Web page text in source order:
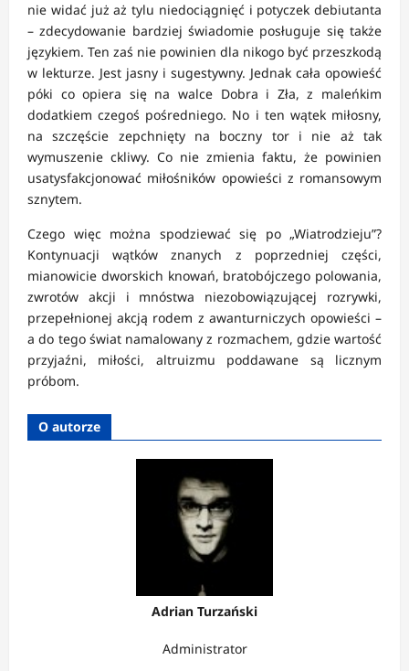
nie widać już aż tylu niedociągnięć i potyczek debiutanta
– zdecydowanie bardziej świadomie posługuje się także
językiem. Ten zaś nie powinien dla nikogo być przeszkodą
w lekturze. Jest jasny i sugestywny. Jednak cała opowieść
póki co opiera się na walce Dobra i Zła, z maleńkim
dodatkiem czegoś pośredniego. No i ten wątek miłosny,
na szczęście zepchnięty na boczny tor i nie aż tak
wymuszenie ckliwy. Co nie zmienia faktu, że powinien
usatysfakcjonować miłośników opowieści z romansowym
sznytem.
Czego więc można spodziewać się po „Wiatrodzieju”?
Kontynuacji wątków znanych z poprzedniej części,
mianowicie dworskich knowań, bratobójczego polowania,
zwrotów akcji i mnóstwa niezobowiązującej rozrywki,
przepełnionej akcją rodem z awanturniczych opowieści –
a do tego świat namalowany z rozmachem, gdzie wartość
przyjaźni, miłości, altruizmu poddawane są licznym
próbom.
O autorze
Adrian Turzański
Administrator